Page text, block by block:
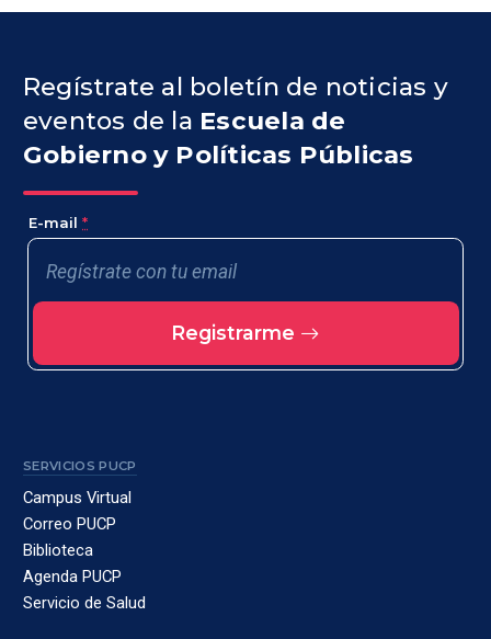
Regístrate al boletín de noticias y
eventos de la Escuela de
Gobierno y Políticas Públicas
E-mail *
Registrarme
SERVICIOS PUCP
Campus Virtual
Correo PUCP
Biblioteca
Agenda PUCP
Servicio de Salud